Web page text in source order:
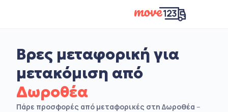
Βρες μεταφορική για
μετακόμιση από
Δωροθέα
Πάρε προσφορές από μεταφορικές στη Δωροθέα –